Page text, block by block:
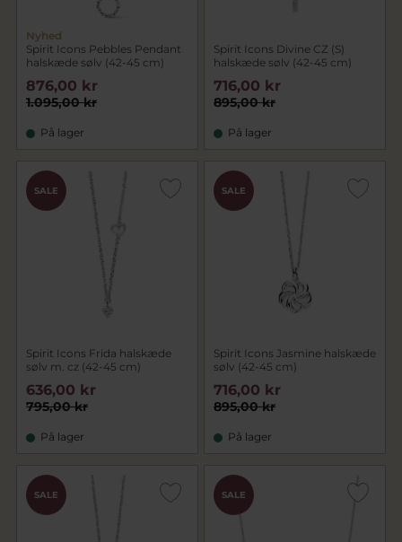
Nyhed
Spirit Icons Pebbles Pendant
halskæde sølv (42-45 cm)
1.095,00 kr
876,00 kr
På lager
Spirit Icons Divine CZ (S)
halskæde sølv (42-45 cm)
895,00 kr
716,00 kr
På lager
SALE
Spirit Icons Frida halskæde
sølv m. cz (42-45 cm)
795,00 kr
636,00 kr
På lager
SALE
Spirit Icons Jasmine halskæde
sølv (42-45 cm)
895,00 kr
716,00 kr
På lager
SALE SALE